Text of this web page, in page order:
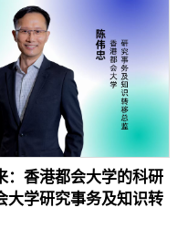
：香港都会大学的科研
学研究事务及知识转